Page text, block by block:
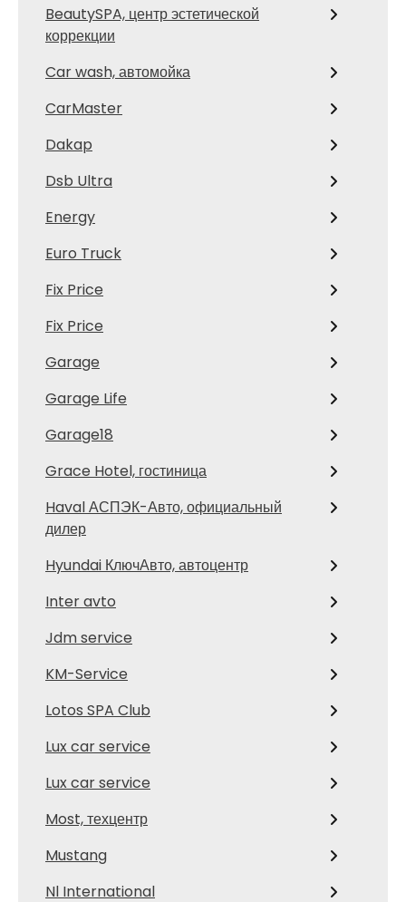
BeautySPA, центр эстетической
коррекции
Car wash, автомойка
CarMaster
Dakap
Dsb Ultra
Energy
Euro Truck
Fix Price
Fix Price
Garage
Garage Life
Garage18
Grace Hotel, гостиница
Haval АСПЭК-Авто, официальный
дилер
Hyundai КлючАвто, автоцентр
Inter avto
Jdm service
KM-Service
Lotos SPA Club
Lux car service
Lux car service
Most, техцентр
Mustang
Nl International